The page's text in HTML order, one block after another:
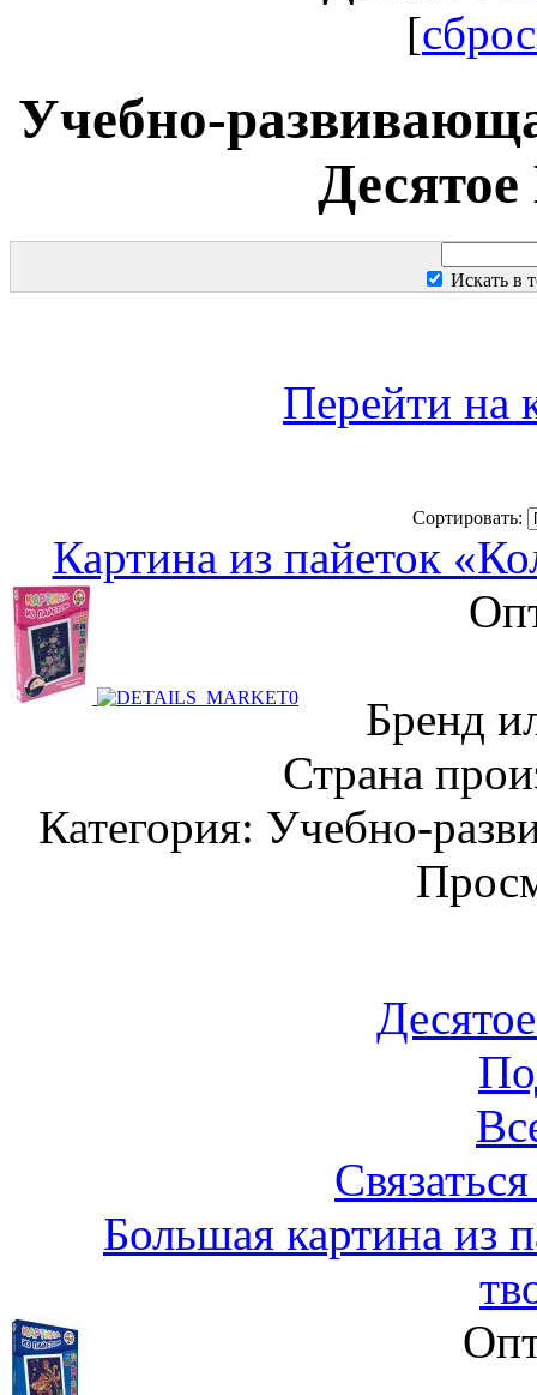
[
Учебно-
Искать в
Перейти на
Сортировать:
Картина из пайеток
Бренд
Страна
Категория: Учебно-
Большая картина из